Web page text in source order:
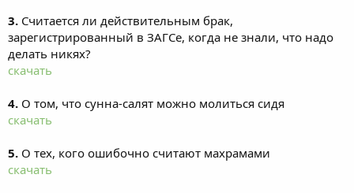
3. Считается ли действительным брак,
зарегистрированный в ЗАГСе, когда не знали, что надо
делать никях?
скачать
4. О том, что сунна-салят можно молиться сидя
скачать
5. О тех, кого ошибочно считают махрамами
скачать